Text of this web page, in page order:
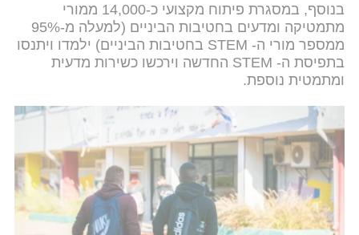
בנוסף, במסגרת פיתוח מקצועי כ-14,000 ממורי
מתמטיקה ומדעים בחטיבות הביניים (למעלה מ-95%
ממספר מורי ה- STEM בחטיבות הביניים) ילמדו ויתנסו
בתפיסת ה- STEM החדשה וירכשו כשירות מדעית
ומתמטית נוספת.